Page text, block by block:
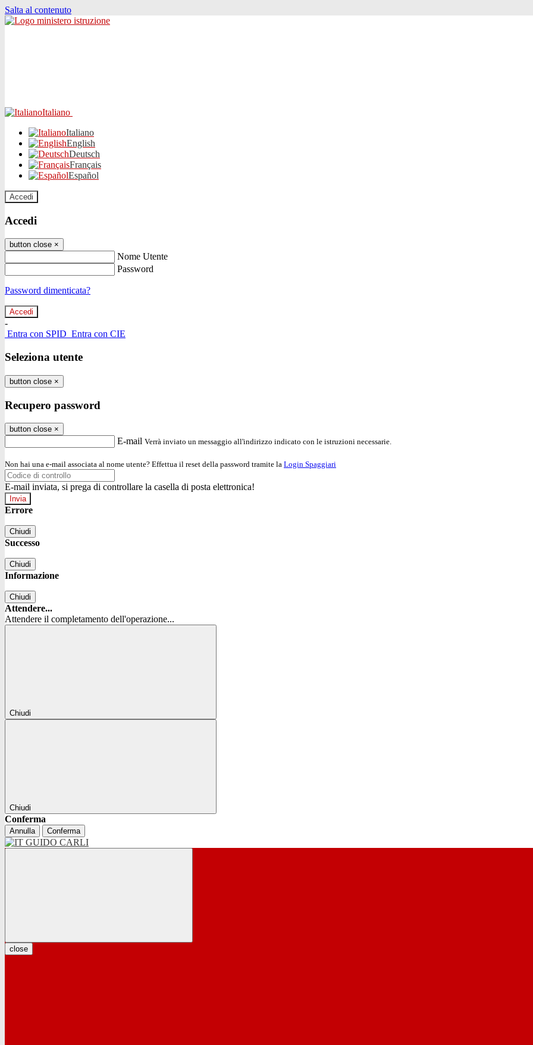
Salta al contenuto
Italiano
Italiano
English
Deutsch
Français
Español
Accedi
Accedi
button close ×
Nome Utente
Password
Password dimenticata?
-
Entra con SPID Entra con CIE
Seleziona utente
button close ×
Recupero password
button close ×
E-mail Verrà inviato un messaggio all'indirizzo indicato con le istruzioni necessarie.
Non hai una e-mail associata al nome utente? Effettua il reset della password tramite la Login Spaggiari
E-mail inviata, si prega di controllare la casella di posta elettronica!
Errore
Chiudi
Successo
Chiudi
Informazione
Chiudi
Attendere...
Attendere il completamento dell'operazione...
Chiudi
Chiudi
Conferma
Annulla Conferma
close